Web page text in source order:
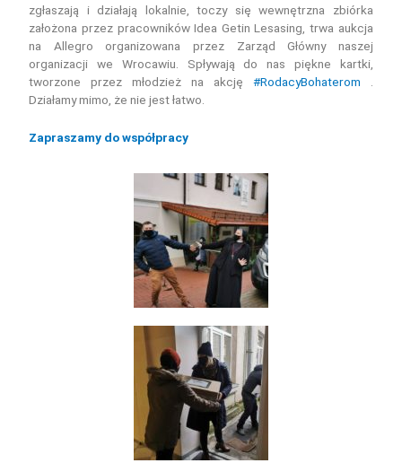
zgłaszają i działają lokalnie, toczy się wewnętrzna zbiórka
założona przez pracowników Idea Getin Lesasing, trwa aukcja
na Allegro organizowana przez Zarząd Główny naszej
organizacji we Wrocawiu. Spływają do nas piękne kartki,
tworzone przez młodzież na akcję #RodacyBohaterom .
Działamy mimo, że nie jest łatwo.
Zapraszamy do współpracy